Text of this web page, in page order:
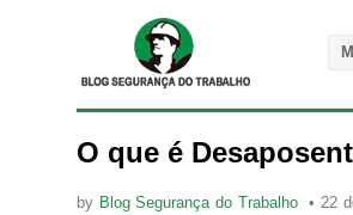
O que é
by Blog Segurança do Trabalho
22